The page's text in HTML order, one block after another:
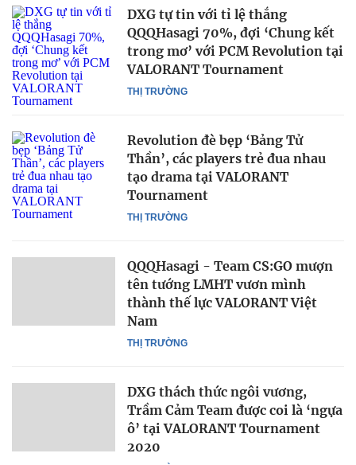
THỊ TRƯỜNG
DXG tự tin với tỉ lệ thắng
QQQHasagi 70%, đợi ‘Chung kết
trong mơ’ với PCM Revolution tại
VALORANT Tournament
THỊ TRƯỜNG
Revolution đè bẹp ‘Bảng Tử
Thần’, các players trẻ đua nhau
tạo drama tại VALORANT
Tournament
THỊ TRƯỜNG
QQQHasagi - Team CS:GO mượn
tên tướng LMHT vươn mình
thành thế lực VALORANT Việt
Nam
DXG thách thức ngôi vương,
Trầm Cảm Team được coi là ‘ngựa
ô’ tại VALORANT Tournament
2020